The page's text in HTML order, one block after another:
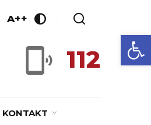
A++
112
KONTAKT